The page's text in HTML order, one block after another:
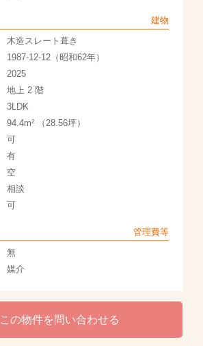
建物
木造スレート葺き
1987-12-12（昭和62年）
2025
地上 2 階
3LDK
94.4m2（28.56坪）
可
有
空
相談
可
管理費等
無
媒介
この物件を問い合わせる